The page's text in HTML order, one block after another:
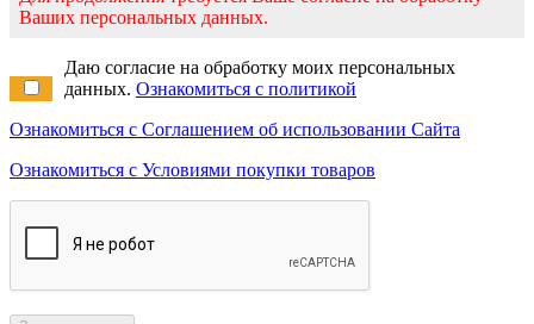
Ваших персональных данных.
Даю согласие на обработку моих персональных
данных. Ознакомиться с политикой
Ознакомиться с Соглашением об использовании Сайта
Ознакомиться с Условиями покупки товаров